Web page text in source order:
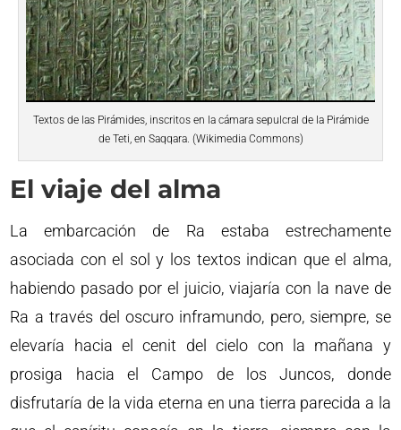
Textos de las Pirámides, inscritos en la cámara sepulcral de la Pirámide
de Teti, en Saqqara. (Wikimedia Commons)
El viaje del alma
La embarcación de Ra estaba estrechamente
asociada con el sol y los textos indican que el alma,
habiendo pasado por el juicio, viajaría con la nave de
Ra a través del oscuro inframundo, pero, siempre, se
elevaría hacia el cenit del cielo con la mañana y
prosiga hacia el Campo de los Juncos, donde
disfrutaría de la vida eterna en una tierra parecida a la